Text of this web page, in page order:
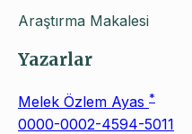
Araştırma Makalesi
Yazarlar
Melek Özlem Ayas *
0000-0002-4594-5011